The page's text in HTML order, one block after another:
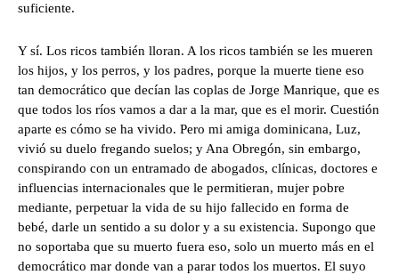
suficiente.
Y sí. Los ricos también lloran. A los ricos también se les mueren
los hijos, y los perros, y los padres, porque la muerte tiene eso
tan democrático que decían las coplas de Jorge Manrique, que es
que todos los ríos vamos a dar a la mar, que es el morir. Cuestión
aparte es cómo se ha vivido. Pero mi amiga dominicana, Luz,
vivió su duelo fregando suelos; y Ana Obregón, sin embargo,
conspirando con un entramado de abogados, clínicas, doctores e
influencias internacionales que le permitieran, mujer pobre
mediante, perpetuar la vida de su hijo fallecido en forma de
bebé, darle un sentido a su dolor y a su existencia. Supongo que
no soportaba que su muerto fuera eso, solo un muerto más en el
democrático mar donde van a parar todos los muertos. El suyo